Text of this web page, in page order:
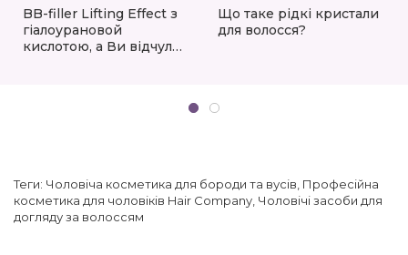
BB-filler Lifting Effect з
гіалоурановой
кислотою, а Ви відчули
Що таке рідкі кристали
для волосся?
Теги: Чоловіча косметика для бороди та вусів Професійна
косметика для чоловіків Hair Company Чоловічі засоби для
догляду за волоссям